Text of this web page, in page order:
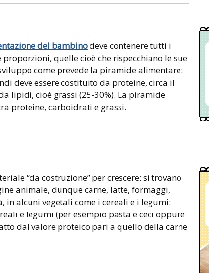
del bambinodeve contenere tutti i
quelle cioè che rispecchiano le sue
come prevede la piramide alimentare:
deve essere costituito da proteine, circa il
lipidi, cioè grassi (25-30%). La piramide
proteine, carboidrati e grassi.
“da costruzione” per crescere: si trovano
animale, dunque carne, latte, formaggi,
in alcuni vegetali come i cereali e i legumi:
e legumi (per esempio pasta e ceci oppure
dal valore proteico pari a quello della carne